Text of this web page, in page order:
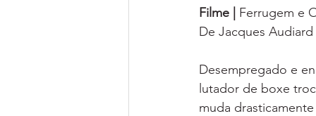
Filme | Ferrugem e
De Jacques Audiard
Desempregado e
lutador de boxe
muda